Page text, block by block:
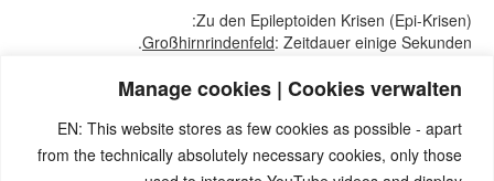
Manage cookies | Cookies verwalten
EN: This website stores as few cookies as possible - apart
from the technically absolutely necessary cookies, only those
Zu den Epileptoiden Krisen (Epi-Krisen):
Großhirnrindenfeld: Zeitdauer einige Sekunden.
Absence bei einem der Programme gesteuert aus dem
Erbrechen beim Programm der ektodermalen
Magenschleimhaut,
Durchfall beim Programm der ektodermalen Schichte des